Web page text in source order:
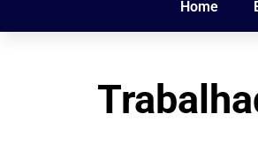
Home